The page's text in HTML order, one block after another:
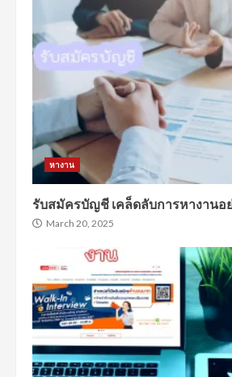
หางาน
รับสมัครบัญชี เคล็ดลับการหางานอ
March 20, 2025